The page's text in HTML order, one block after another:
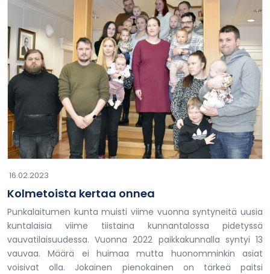
16.02.2023
Kolmetoista kertaa onnea
Punkalaitumen kunta muisti viime vuonna syntyneitä uusia
kuntalaisia viime tiistaina kunnantalossa pidetyssä
vauvatilaisuudessa. Vuonna 2022 paikkakunnalla syntyi 13
vauvaa. Määrä ei huimaa mutta huonomminkin asiat
voisivat olla. Jokainen pienokainen on tärkeä paitsi